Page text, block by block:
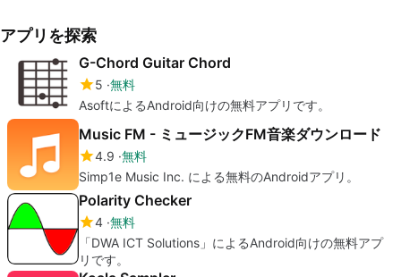
アプリを探索
G-Chord Guitar Chord
5 無料
AsoftによるAndroid向けの無料アプリです。
Music FM - ミュージックFM音楽ダウンロード
4.9 無料
Simp1e Music Inc. による無料のAndroidアプリ。
Polarity Checker
4 無料
「DWA ICT Solutions」によるAndroid向けの無料アプ
リです。